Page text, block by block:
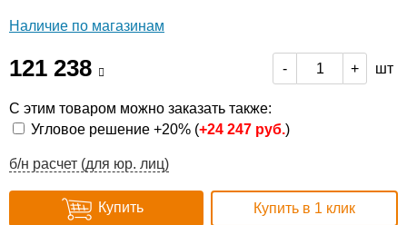
Наличие по магазинам
121 238 - + шт
С этим товаром можно заказать также:
Угловое решение +20% (+24 247 руб.)
б/н расчет (для юр. лиц)
Купить Купить в 1 клик